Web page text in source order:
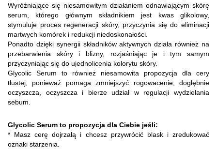
Wyróżniające się niesamowitym działaniem odnawiającym skórę
serum, którego głównym składnikiem jest kwas glikolowy,
stymuluje proces regeneracji skóry, przyczynia się do eliminacji
martwych komórek i redukcji niedoskonałości.
Ponadto dzięki synergii składników aktywnych działa również na
przebarwienia skóry i blizny, rozjaśniając je i tym samym
przyczyniając się do ujednolicenia kolorytu skóry.
Glycolic Serum to również niesamowita propozycja dla cery
tłustej, ponieważ pomaga zmniejszyć rogowacenie, dogłębnie
oczyszcza, oczyszcza i bierze udział w regulacji wydzielania
sebum.
Glycolic Serum to propozycja dla Ciebie jeśli:
* Masz cerę dojrzałą i chcesz przywrócić blask i zredukować
oznaki starzenia.